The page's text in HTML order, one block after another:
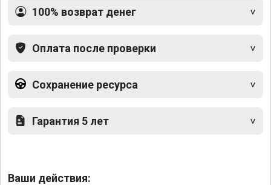
100% возврат денег
Оплата после проверки
Сохранение ресурса
Гарантия 5 лет
Ваши действия: